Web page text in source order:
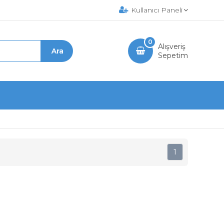
Kullanıcı Paneli
Alışveriş
Sepetim
0
1